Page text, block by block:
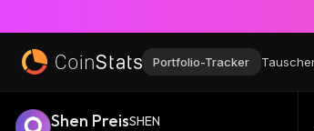
Portfolio-Tracker
Shen PreisSHEN